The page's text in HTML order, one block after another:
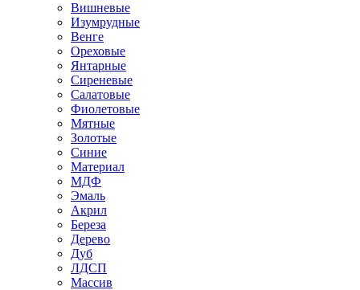
Вишневые
Изумрудные
Венге
Ореховые
Янтарные
Сиреневые
Салатовые
Фиолетовые
Мятные
Золотые
Синие
Материал
МДФ
Эмаль
Акрил
Береза
Дерево
Дуб
ЛДСП
Массив